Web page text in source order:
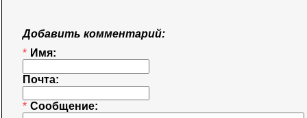
Добавить комментарий:
* Имя:
Почта:
* Сообщение: